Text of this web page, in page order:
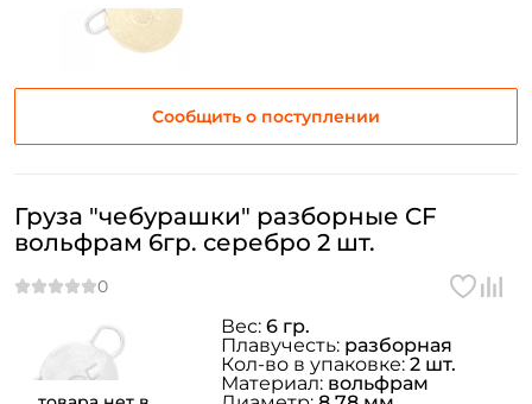
Сообщить о поступлении
Груза "чебурашки" разборные CF
вольфрам 6гр. серебро 2 шт.
Вес: 6 гр.
Плавучесть: разборная
Кол-во в упаковке:2 шт.
Материал: вольфрам